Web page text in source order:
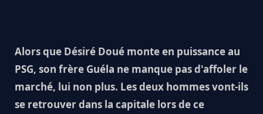
Alors que Désiré Doué monte en puissance au
PSG, son frère Guéla ne manque pas d'affoler le
marché, lui non plus. Les deux hommes vont-ils
se retrouver dans la capitale lors de ce